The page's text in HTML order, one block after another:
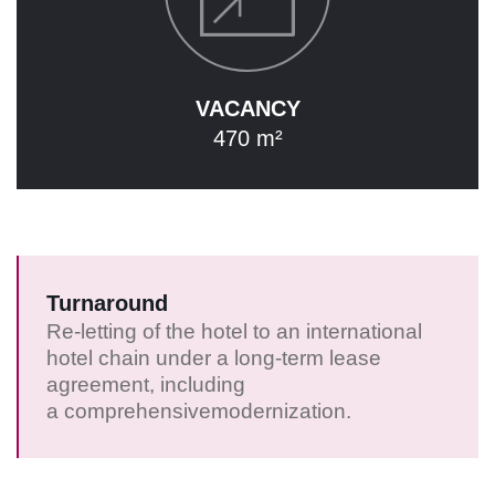
VACANCY
470 m²
Turnaround
Re-letting of the hotel to an international
hotel chain under a long-term lease
agreement, including
a comprehensivemodernization.